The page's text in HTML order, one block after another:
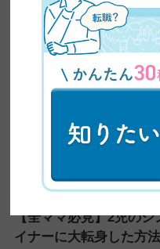
【全ママ必見】2児の
イナーに大転身した方法